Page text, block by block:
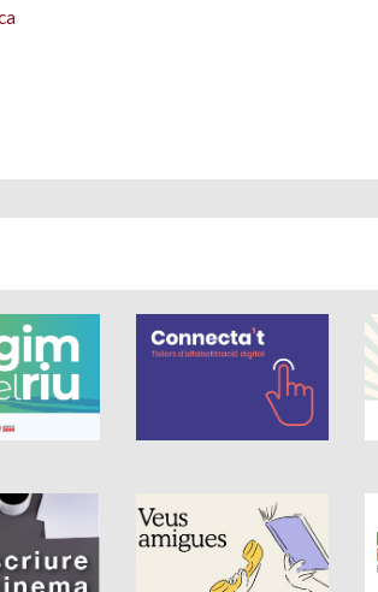
és de 0 estrelles de 5.